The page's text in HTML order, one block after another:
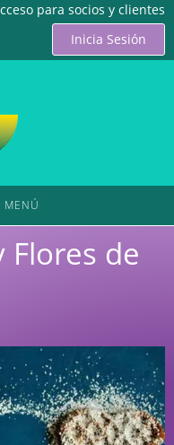
para socios y clientes
Inicia Sesión
MENÚ
Flores de